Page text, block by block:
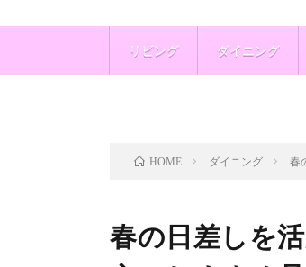
リビング ダイニング
HOME ダイニング 春
春の日差しを